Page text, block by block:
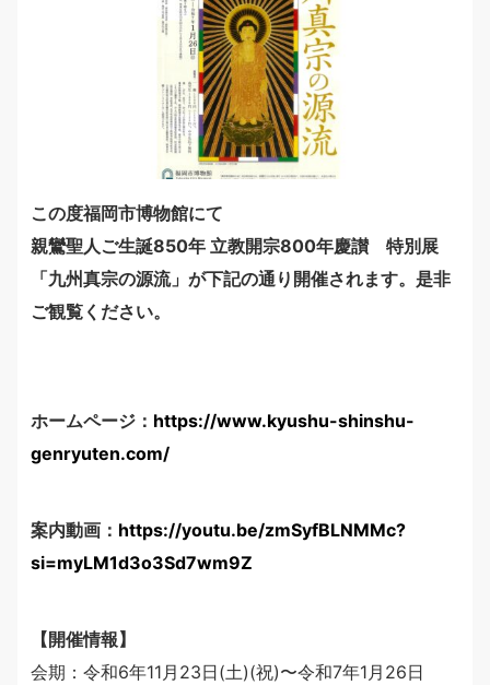
この度福岡市博物館にて
親鸞聖人ご生誕850年 立教開宗800年慶讃 特別展
「九州真宗の源流」が下記の通り開催されます。是非
ご観覧ください。
ホームページ： https://www.kyushu-shinshu-
genryuten.com/
案内動画： https://youtu.be/zmSyfBLNMMc?
si=myLM1d3o3Sd7wm9Z
【開催情報】
会期：令和6年11月23日(土)(祝)〜令和7年1月26日